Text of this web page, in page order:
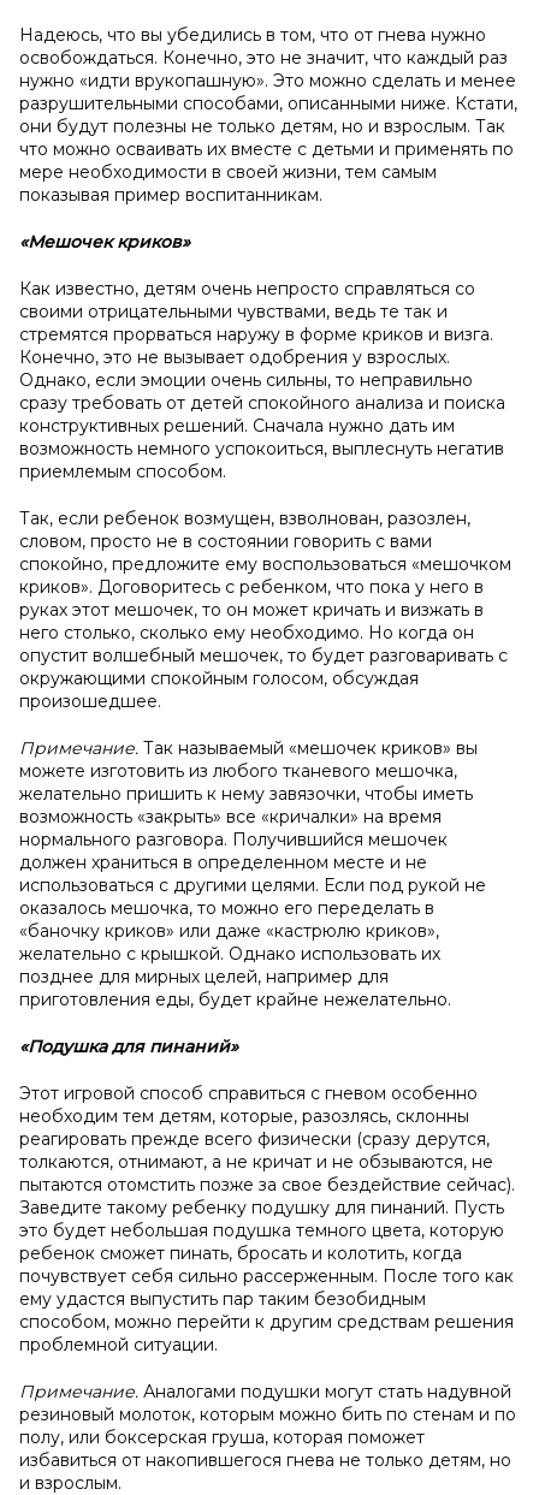
Надеюсь, что вы убедились в том, что от гнева нужно
освобождаться. Конечно, это не значит, что каждый раз
нужно «идти врукопашную». Это можно сделать и менее
разрушительными способами, описанными ниже. Кстати,
они будут полезны не только детям, но и взрослым. Так
что можно осваивать их вместе с детьми и применять по
мере необходимости в своей жизни, тем самым
показывая пример воспитанникам.
«Мешочек криков»
Как известно, детям очень непросто справляться со
своими отрицательными чувствами, ведь те так и
стремятся прорваться наружу в форме криков и визга.
Конечно, это не вызывает одобрения у взрослых.
Однако, если эмоции очень сильны, то неправильно
сразу требовать от детей спокойного анализа и поиска
конструктивных решений. Сначала нужно дать им
возможность немного успокоиться, выплеснуть негатив
приемлемым способом.
Так, если ребенок возмущен, взволнован, разозлен,
словом, просто не в состоянии говорить с вами
спокойно, предложите ему воспользоваться «мешочком
криков». Договоритесь с ребенком, что пока у него в
руках этот мешочек, то он может кричать и визжать в
него столько, сколько ему необходимо. Но когда он
опустит волшебный мешочек, то будет разговаривать с
окружающими спокойным голосом, обсуждая
произошедшее.
Примечание. Так называемый «мешочек криков» вы
можете изготовить из любого тканевого мешочка,
желательно пришить к нему завязочки, чтобы иметь
возможность «закрыть» все «кричалки» на время
нормального разговора. Получившийся мешочек
должен храниться в определенном месте и не
использоваться с другими целями. Если под рукой не
оказалось мешочка, то можно его переделать в
«баночку криков» или даже «кастрюлю криков»,
желательно с крышкой. Однако использовать их
позднее для мирных целей, например для
приготовления еды, будет крайне нежелательно.
«Подушка для пинаний»
Этот игровой способ справиться с гневом особенно
необходим тем детям, которые, разозлясь, склонны
реагировать прежде всего физически (сразу дерутся,
толкаются, отнимают, а не кричат и не обзываются, не
пытаются отомстить позже за свое бездействие сейчас).
Заведите такому ребенку подушку для пинаний. Пусть
это будет небольшая подушка темного цвета, которую
ребенок сможет пинать, бросать и колотить, когда
почувствует себя сильно рассерженным. После того как
ему удастся выпустить пар таким безобидным
способом, можно перейти к другим средствам решения
проблемной ситуации.
Примечание. Аналогами подушки могут стать надувной
резиновый молоток, которым можно бить по стенам и по
полу, или боксерская груша, которая поможет
избавиться от накопившегося гнева не только детям, но
и взрослым.